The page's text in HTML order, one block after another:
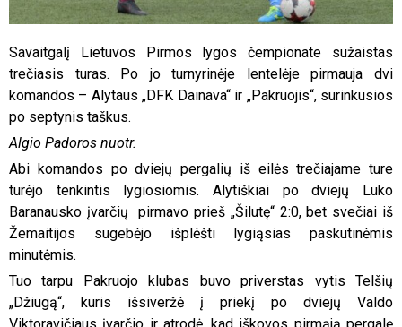
Savaitgalį Lietuvos Pirmos lygos čempionate sužaistas
trečiasis turas. Po jo turnyrinėje lentelėje pirmauja dvi
komandos – Alytaus„DFK Dainava“ ir „Pakruojis“, surinkusios
po septynis taškus.
Algio Padoros nuotr.
Abi komandos po dviejų pergalių iš eilės trečiajame ture
turėjo tenkintis lygiosiomis. Alytiškiai po dviejų Luko
Baranausko įvarčių pirmavo prieš „Šilutę“ 2:0, bet svečiai iš
Žemaitijos sugebėjo išplėšti lygiąsias paskutinėmis
minutėmis.
Tuo tarpu Pakruojo klubas buvo priverstas vytis Telšių
„Džiugą“, kuris išsiveržė į priekį po dviejų Valdo